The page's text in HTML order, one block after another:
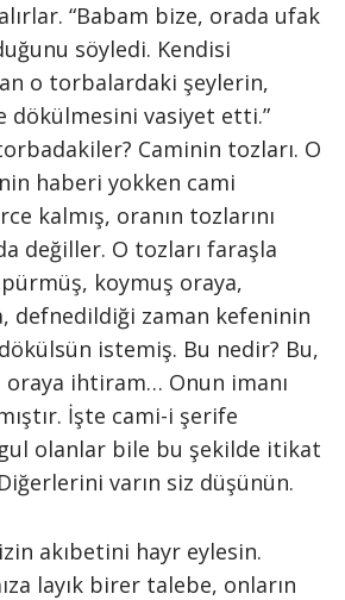
alırlar. “Babam bize, orada ufak
söyledi. Kendisi
o torbalardaki şeylerin,
dökülmesini vasiyet etti.”
Caminin tozları. O
haberi yokken cami
kalmış, oranın tozlarını
değiller. O tozları faraşla
koymuş oraya,
defnedildiği zaman kefeninin
istemiş. Bu nedir? Bu,
ihtiram… Onun imanı
İşte cami-i şerife
olanlar bile bu şekilde itikat
varın siz düşünün.
akıbetini hayr eylesin.
layık birer talebe, onların